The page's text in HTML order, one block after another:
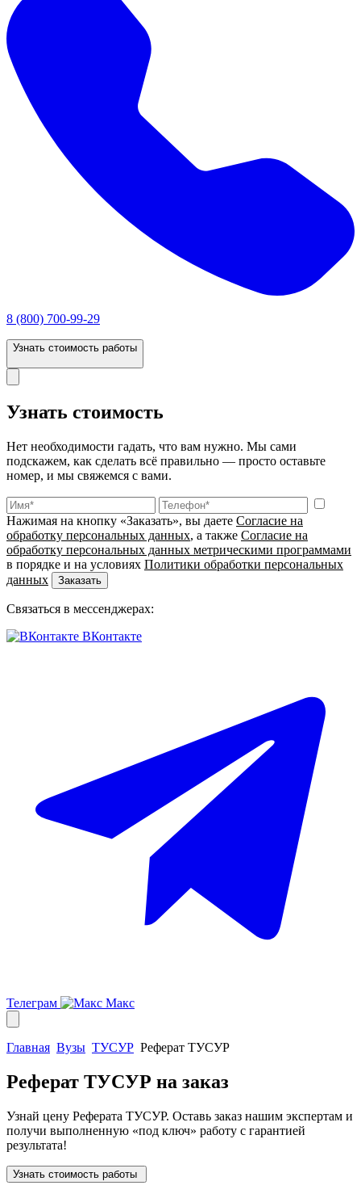
8 (800) 700-99-29
Узнать стоимость работы
Узнать стоимость
Нет необходимости гадать, что вам нужно. Мы сами
подскажем, как сделать всё правильно — просто оставьте
номер, и мы свяжемся с вами.
Нажимая на кнопку «Заказать», вы даете Согласие на
обработку персональных данных, а также Согласие на
обработку персональных данных метрическими программами
в порядке и на условиях Политики обработки персональных
данных
Заказать
Связаться в мессенджерах:
ВКонтакте
Телеграм Макс
Главная Вузы ТУСУР Реферат ТУСУР
Реферат ТУСУР на заказ
Узнай цену Реферата ТУСУР. Оставь заказ нашим экспертам и
получи выполненную «под ключ» работу с гарантией
результата!
Узнать стоимость работы